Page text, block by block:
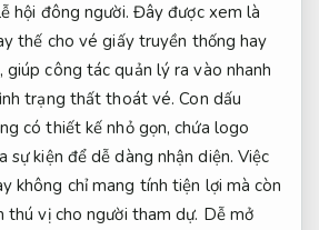
hội đông người. Đây được xem là
thế cho vé giấy truyền thống hay
công tác quản lý ra vào nhanh
trạng thất thoát vé. Con dấu
có thiết kế nhỏ gọn, chứa logo
sự kiện để dễ dàng nhận diện. Việc
không chỉ mang tính tiện lợi mà còn
vị cho người tham dự. Dễ mở